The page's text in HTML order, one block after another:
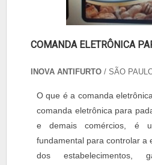
COMANDA ELETRÔNICA
INOVA ANTIFURTO / SÃO
O que é a comanda
comanda eletrônica para
e demais comércios, é
fundamental para controlar a
dos estabelecimentos,